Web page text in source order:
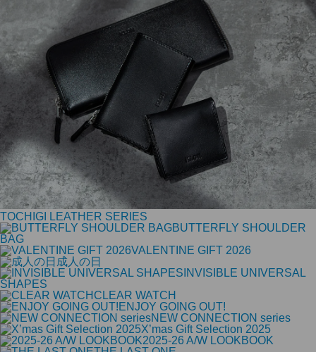
TOCHIGI LEATHER SERIES
BUTTERFLY SHOULDER
BAG
VALENTINE GIFT 2026
成人の日
INVISIBLE UNIVERSAL
SHAPES
CLEAR WATCH
ENJOY GOING OUT!
NEW CONNECTION series
X’mas Gift Selection 2025
2025-26 A/W LOOKBOOK